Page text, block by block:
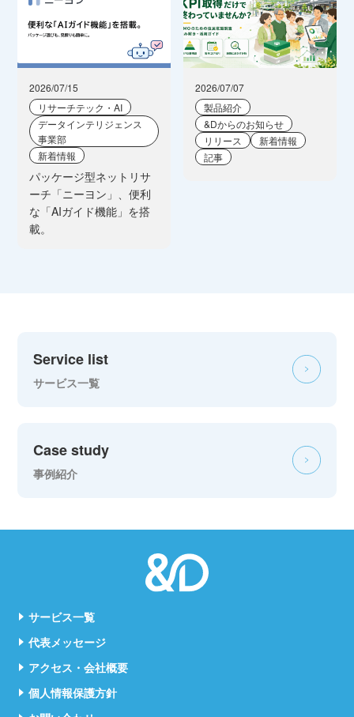
2026/07/15
リサーチテック・AI
データインテリジェンス
事業部
新着情報
パッケージ型ネットリサ
ーチ「ニーヨン」、便利
な「AIガイド機能」を搭
載。
2026/07/07
製品紹介
&Dからのお知らせ
リリース
新着情報
記事
Service list
サービス一覧
Case study
事例紹介
サービス一覧
代表メッセージ
アクセス・会社概要
個人情報保護方針